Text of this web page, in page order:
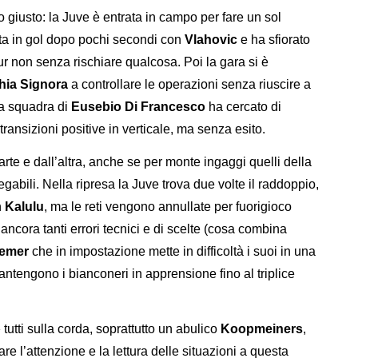
giusto: la Juve è entrata in campo per fare un sol
in gol dopo pochi secondi con Vlahovic e ha sfiorato
non senza rischiare qualcosa. Poi la gara si è
Signora a controllare le operazioni senza riuscire a
squadra di Eusebio Di Francesco ha cercato di
positive in verticale, ma senza esito.
e dall’altra, anche se per monte ingaggi quelli della
Nella ripresa la Juve trova due volte il raddoppio,
Kalulu, ma le reti vengono annullate per fuorigioco
tanti errori tecnici e di scelte (cosa combina
che in impostazione mette in difficoltà i suoi in una
i bianconeri in apprensione fino al triplice
sulla corda, soprattutto un abulico Koopmeiners,
l’attenzione e la lettura delle situazioni a questa